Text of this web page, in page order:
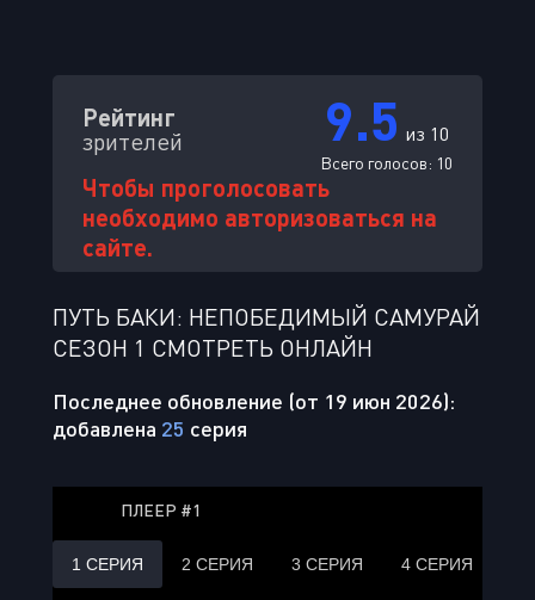
Рейтинг
зрителей 9.5 из 10
Всего голосов: 10
Чтобы проголосовать
необходимо авторизоваться на
сайте.
ПУТЬ БАКИ: НЕПОБЕДИМЫЙ САМУРАЙ
СЕЗОН 1 СМОТРЕТЬ ОНЛАЙН
Последнее обновление (от 19 июн 2026):
добавлена 25 серия
ПЛЕЕР #1